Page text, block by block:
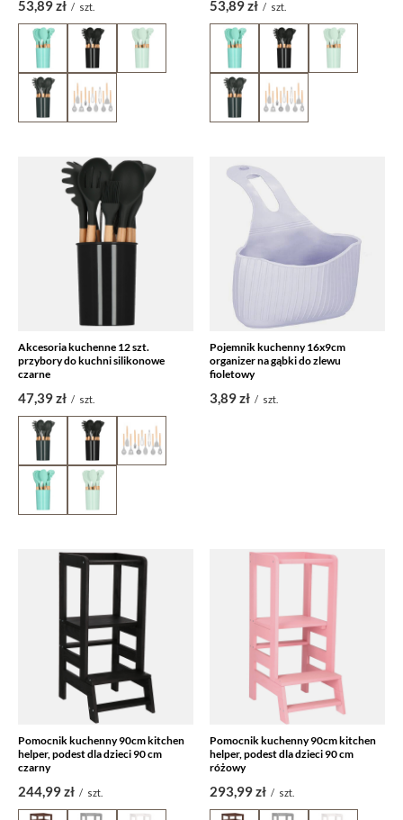
53,89 zł / szt. 53,89 zł / szt.
Akcesoria kuchenne 12 szt.
przybory do kuchni silikonowe
czarne
47,39 zł / szt.
Pojemnik kuchenny 16x9cm
organizer na gąbki do zlewu
fioletowy
3,89 zł / szt.
Pomocnik kuchenny 90cm kitchen
helper, podest dla dzieci 90 cm
czarny
244,99 zł / szt.
Pomocnik kuchenny 90cm kitchen
helper, podest dla dzieci 90 cm
różowy
293,99 zł / szt.